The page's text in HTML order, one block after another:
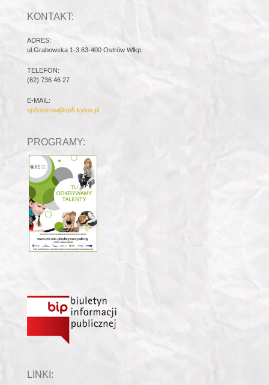
KONTAKT:
ADRES:
ul.Grabowska 1-3 63-400 Ostrów Wlkp.
TELEFON:
(62) 736 46 27
E-MAIL:
sp5ostrow@sp5.kylos.pl
PROGRAMY:
LINKI: